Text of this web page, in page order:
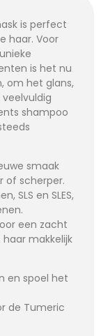
is perfect
haar. Voor
is het nu
om het glans,
shampoo
smaak
of scherper.
SLS en SLES,
een zacht
makkelijk
en spoel het
de Tumeric